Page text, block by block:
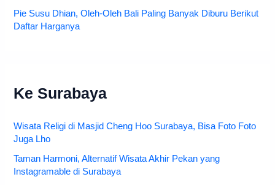
Pie Susu Dhian, Oleh-Oleh Bali Paling Banyak Diburu Berikut
Daftar Harganya
Ke Surabaya
Wisata Religi di Masjid Cheng Hoo Surabaya, Bisa Foto Foto
Juga Lho
Taman Harmoni, Alternatif Wisata Akhir Pekan yang
Instagramable di Surabaya